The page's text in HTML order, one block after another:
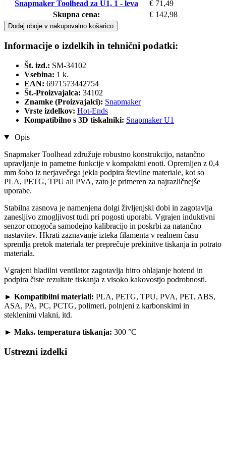
Snapmaker Toolhead za U1, 1 - leva
€ 71,49
Skupna cena:
€ 142,98
Dodaj oboje v nakupovalno košarico
Informacije o izdelkih in tehnični podatki:
Št. izd.: SM-34102
Vsebina: 1 k.
EAN: 6971573442754
Št.-Proizvajalca: 34102
Znamke (Proizvajalci): Snapmaker
Vrste izdelkov: Hot-Ends
Kompatibilno s 3D tiskalniki: Snapmaker U1
Opis
Snapmaker Toolhead združuje robustno konstrukcijo, natančno
upravljanje in pametne funkcije v kompaktni enoti. Opremljen z 0,4
mm šobo iz nerjavečega jekla podpira številne materiale, kot so
PLA, PETG, TPU ali PVA, zato je primeren za najrazličnejše
uporabe.
Stabilna zasnova je namenjena dolgi življenjski dobi in zagotavlja
zanesljivo zmogljivost tudi pri pogosti uporabi. Vgrajen induktivni
senzor omogoča samodejno kalibracijo in poskrbi za natančno
nastavitev. Hkrati zaznavanje izteka filamenta v realnem času
spremlja pretok materiala ter preprečuje prekinitve tiskanja in potrato
materiala.
Vgrajeni hladilni ventilator zagotavlja hitro ohlajanje hotend in
podpira čiste rezultate tiskanja z visoko kakovostjo podrobnosti.
► Kompatibilni materiali: PLA, PETG, TPU, PVA, PET, ABS,
ASA, PA, PC, PCTG, polimeri, polnjeni z karbonskimi in
steklenimi vlakni, itd.
► Maks. temperatura tiskanja: 300 °C
Ustrezni izdelki